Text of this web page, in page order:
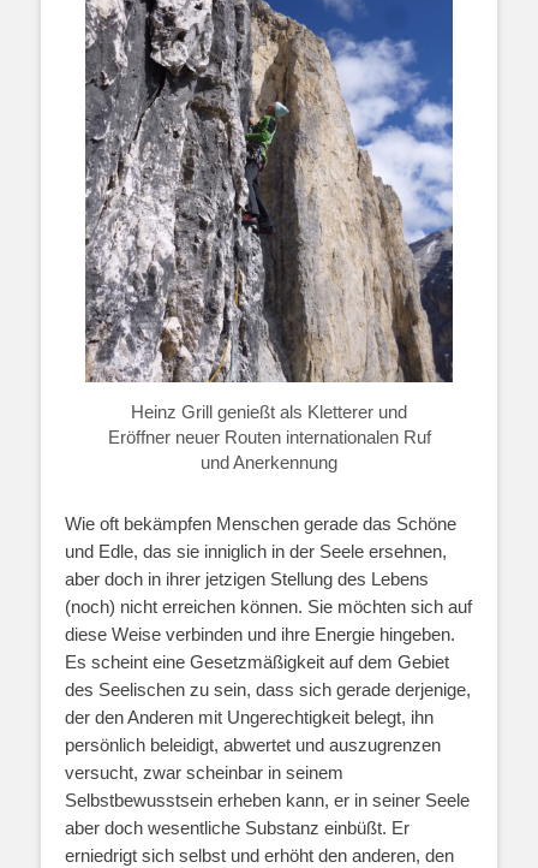
Heinz Grill genießt als Kletterer und
Eröffner neuer Routen internationalen Ruf
und Anerkennung
Wie oft bekämpfen Menschen gerade das Schöne
und Edle, das sie inniglich in der Seele ersehnen,
aber doch in ihrer jetzigen Stellung des Lebens
(noch) nicht erreichen können. Sie möchten sich auf
diese Weise verbinden und ihre Energie hingeben.
Es scheint eine Gesetzmäßigkeit auf dem Gebiet
des Seelischen zu sein, dass sich gerade derjenige,
der den Anderen mit Ungerechtigkeit belegt, ihn
persönlich beleidigt, abwertet und auszugrenzen
versucht, zwar scheinbar in seinem
Selbstbewusstsein erheben kann, er in seiner Seele
aber doch wesentliche Substanz einbüßt. Er
erniedrigt sich selbst und erhöht den anderen, den